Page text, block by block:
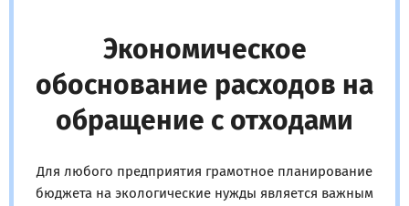
Экономическое
обоснование расходов на
обращение с отходами
Для любого предприятия грамотное планирование
бюджета на экологические нужды является важным